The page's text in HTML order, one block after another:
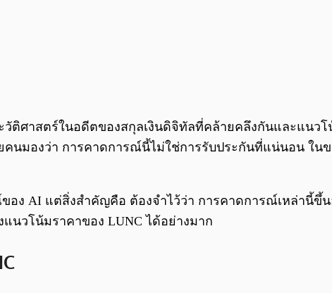
ติศาสตร์ในอดีตของสกุลเงินดิจิทัลที่คล้ายคลึงกันและแนว
นมองว่า การคาดการณ์นี้ไม่ใช่การรับประกันที่แน่นอน ใน
ง AI แต่สิ่งสำคัญคือ ต้องจำไว้ว่า การคาดการณ์เหล่านี้
นวโน้มราคาของ LUNC ได้อย่างมาก